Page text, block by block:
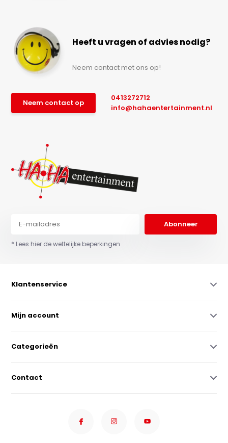
Heeft u vragen of advies nodig?
Neem contact met ons op!
Neem contact op
0413272712
info@hahaentertainment.nl
Abonneer
* Lees hier de wettelijke beperkingen
Klantenservice
Mijn account
Categorieën
Contact